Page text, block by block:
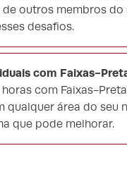
outros membros do
desafios.
com Faixas-
com Faixas-
qualquer área do seu
que pode melhorar.